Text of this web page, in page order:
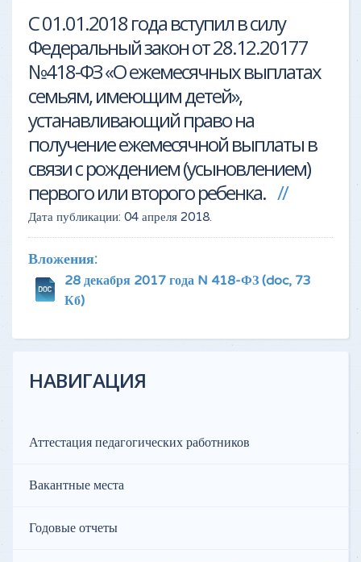
С 01.01.2018 года вступил в силу
Федеральный закон от 28.12.20177
№418-ФЗ «О ежемесячных выплатах
семьям, имеющим детей»,
устанавливающий право на
получение ежемесячной выплаты в
связи с рождением (усыновлением)
первого или второго ребенка.
Дата публикации: 04 апреля 2018.
Вложения:
28 декабря 2017 года N 418-ФЗ (doc, 73
Кб)
НАВИГАЦИЯ
Аттестация педагогических работников
Вакантные места
Годовые отчеты